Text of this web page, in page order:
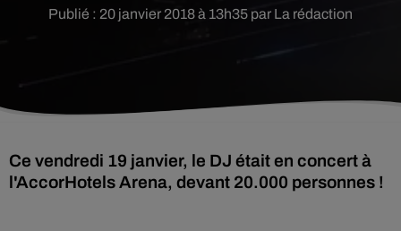
Publié : 20 janvier 2018 à 13h35 par La rédaction
Ce vendredi 19 janvier, le DJ était en concert à
l'AccorHotels Arena, devant 20.000 personnes !